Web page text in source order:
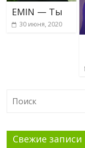
EMIN — Ты
30 июня, 2020
Свежие записи